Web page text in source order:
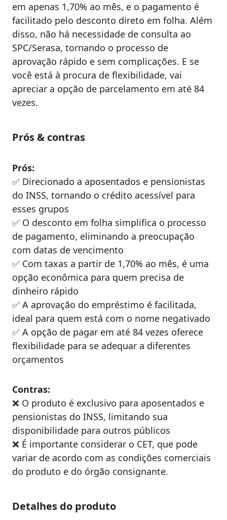
em apenas 1,70% ao mês, e o pagamento é
facilitado pelo desconto direto em folha. Além
disso, não há necessidade de consulta ao
SPC/Serasa, tornando o processo de
aprovação rápido e sem complicações. E se
você está à procura de flexibilidade, vai
apreciar a opção de parcelamento em até 84
vezes.
Prós & contras
Prós:
✅ Direcionado a aposentados e pensionistas
do INSS, tornando o crédito acessível para
esses grupos
✅ O desconto em folha simplifica o processo
de pagamento, eliminando a preocupação
com datas de vencimento
✅ Com taxas a partir de 1,70% ao mês, é uma
opção econômica para quem precisa de
dinheiro rápido
✅ A aprovação do empréstimo é facilitada,
ideal para quem está com o nome negativado
✅ A opção de pagar em até 84 vezes oferece
flexibilidade para se adequar a diferentes
orçamentos
Contras:
❌ O produto é exclusivo para aposentados e
pensionistas do INSS, limitando sua
disponibilidade para outros públicos
❌ É importante considerar o CET, que pode
variar de acordo com as condições comerciais
do produto e do órgão consignante.
Detalhes do produto